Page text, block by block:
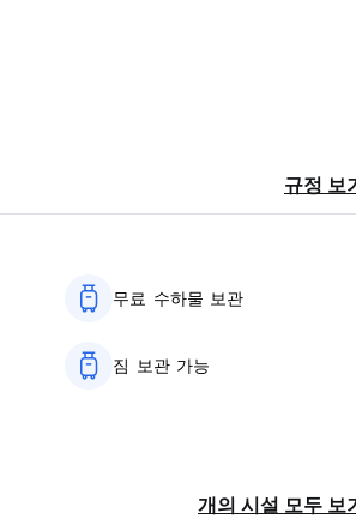
크의 자랑스러운 회원입니다.
라스에서는 빛이 가득한 아고라의 전망을 즐
수 관리. 미래세대를 존중하는 친환경 호스
규정 보
무료 수하물 보관
짐 보관 가능
개의 시설 모두 보